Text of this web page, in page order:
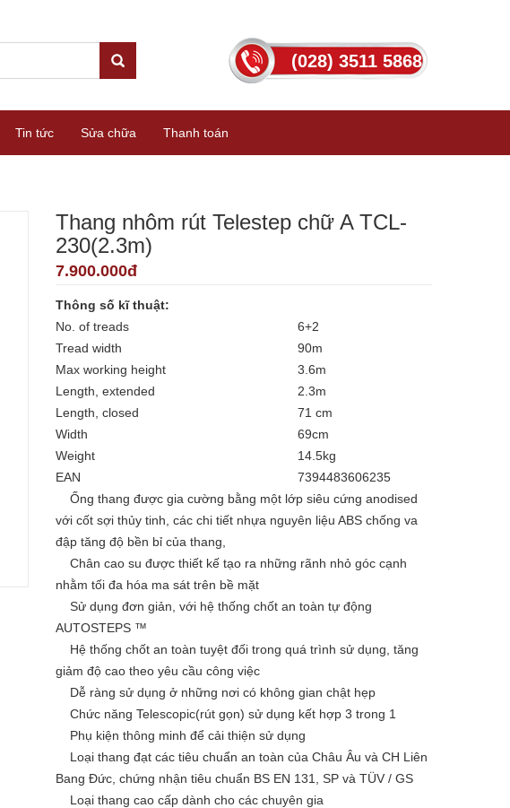
(028) 3511 5868
Tin tức Sửa chữa Thanh toán
Thang nhôm rút Telestep chữ A TCL-
230(2.3m)
7.900.000đ
Thông số kĩ thuật:
No. of treads
6+2
Tread width
90m
Max working height
3.6m
Length, extended
2.3m
Length, closed
71 cm
Width
69cm
Weight
14.5kg
EAN
7394483606235
Ống thang được gia cường bằng một lớp siêu cứng anodised
với cốt sợi thủy tinh, các chi tiết nhựa nguyên liệu ABS chống va
đập tăng độ bền bỉ của thang,
Chân cao su được thiết kế tạo ra những rãnh nhỏ góc cạnh
nhằm tối đa hóa ma sát trên bề mặt
Sử dụng đơn giản, với hệ thống chốt an toàn tự động
AUTOSTEPS ™
Hệ thống chốt an toàn tuyệt đối trong quá trình sử dụng, tăng
giảm độ cao theo yêu cầu công việc
Dễ ràng sử dụng ở những nơi có không gian chật hẹp
Chức năng Telescopic(rút gọn) sử dụng kết hợp 3 trong 1
Phụ kiện thông minh để cải thiện sử dụng
Loại thang đạt các tiêu chuẩn an toàn của Châu Âu và CH Liên
Bang Đức, chứng nhận tiêu chuẩn BS EN 131, SP và TÜV / GS
Loại thang cao cấp dành cho các chuyên gia